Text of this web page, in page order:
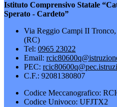
Istituto Comprensivo Statale
Sperato - Cardeto”
Via Reggio Campi II
(RC)
Tel: 0965 23022
Email:
PEC:
C.F.: 92081380807
Codice Meccanografico:
Codice Univoco: UFJTX2